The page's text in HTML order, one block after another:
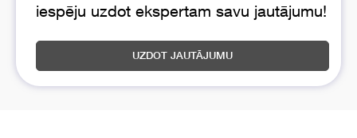
iespēju uzdot ekspertam savu jautājumu!
UZDOT JAUTĀJUMU